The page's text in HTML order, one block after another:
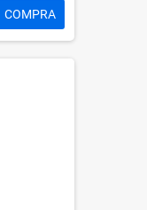
COMPRA